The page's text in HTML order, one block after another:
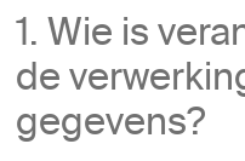
1. Wie is
de
gegevens?